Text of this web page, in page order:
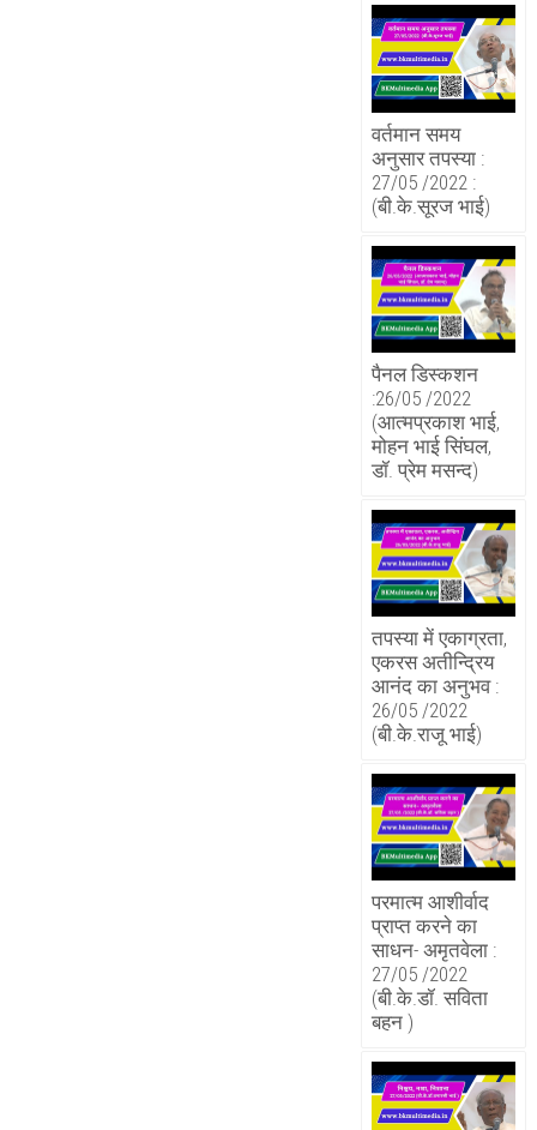
वर्तमान समय
अनुसार तपस्या :
27/05 /2022 :
(बी.के.सूरज भाई)
पैनल डिस्कशन
:26/05 /2022
(आत्मप्रकाश भाई,
मोहन भाई सिंघल,
डॉ. प्रेम मसन्द)
तपस्या में एकाग्रता,
एकरस अतीन्द्रिय
आनंद का अनुभव :
26/05 /2022
(बी.के.राजू भाई)
परमात्म आशीर्वाद
प्राप्त करने का
साधन- अमृतवेला :
27/05 /2022
(बी.के.डॉ. सविता
बहन )